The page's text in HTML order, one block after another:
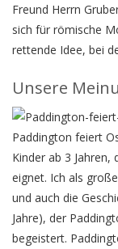
Freund Herrn
sich für römische
rettende Idee, bei
Unsere
Paddington feiert
Kinder ab 3
eignet. Ich als
und auch die
Jahre), der
begeistert.